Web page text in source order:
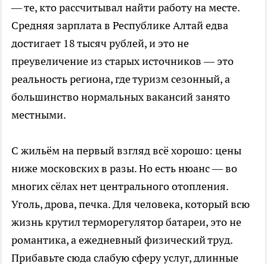
— те, кто рассчитывал найти работу на месте.
Средняя зарплата в Республике Алтай едва
достигает 18 тысяч рублей, и это не
преувеличение из старых источников — это
реальность региона, где туризм сезонный, а
большинство нормальных вакансий занято
местными.
С жильём на первый взгляд всё хорошо: цены
ниже московских в разы. Но есть нюанс — во
многих сёлах нет центрального отопления.
Уголь, дрова, печка. Для человека, который всю
жизнь крутил терморегулятор батареи, это не
романтика, а ежедневный физический труд.
Прибавьте сюда слабую сферу услуг, длинные